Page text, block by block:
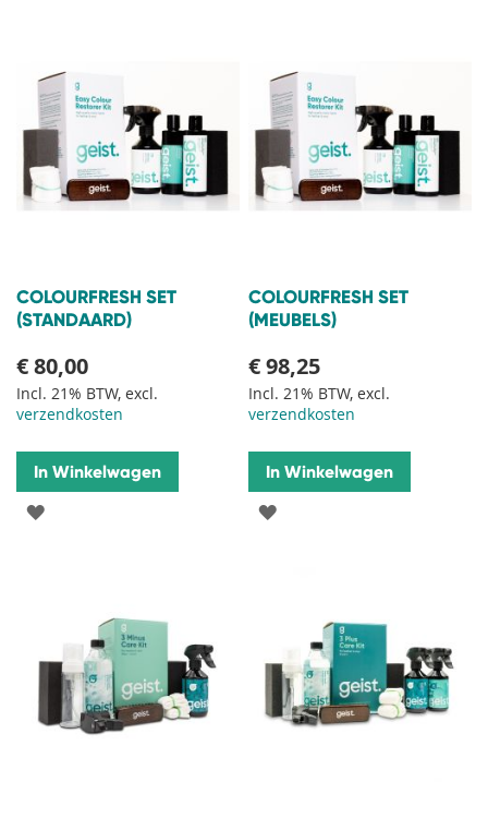
COLOURFRESH SET
(STANDAARD)
€ 80,00
Incl. 21% BTW, excl.
verzendkosten
In Winkelwagen
VOEG
VERLANGLIJST
COLOURFRESH SET
(MEUBELS)
€ 98,25
Incl. 21% BTW, excl.
verzendkosten
In Winkelwagen
VOEG
VERLANGLIJST